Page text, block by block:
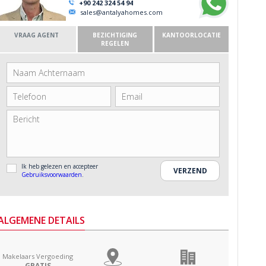
+90 242 324 54 94
sales@antalyahomes.com
VRAAG AGENT
BEZICHTIGING
REGELEN
KANTOORLOCATIE
Ik heb gelezen en accepteer
Gebruiksvoorwaarden.
DETAILS
Makelaars Vergoeding